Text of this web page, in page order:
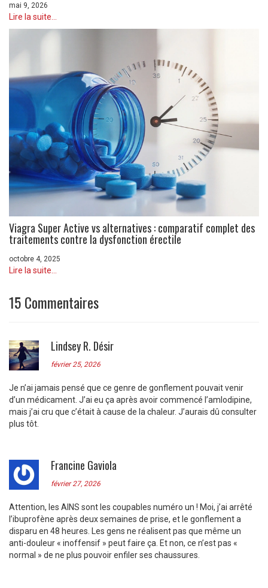
mai 9, 2026
Lire la suite...
Viagra Super Active vs alternatives : comparatif complet des
traitements contre la dysfonction érectile
octobre 4, 2025
Lire la suite...
15 Commentaires
Lindsey R. Désir
février 25, 2026
Je n’ai jamais pensé que ce genre de gonflement pouvait venir
d’un médicament. J’ai eu ça après avoir commencé l’amlodipine,
mais j’ai cru que c’était à cause de la chaleur. J’aurais dû consulter
plus tôt.
Francine Gaviola
février 27, 2026
Attention, les AINS sont les coupables numéro un ! Moi, j’ai arrêté
l’ibuprofène après deux semaines de prise, et le gonflement a
disparu en 48 heures. Les gens ne réalisent pas que même un
anti-douleur « inoffensif » peut faire ça. Et non, ce n’est pas «
normal » de ne plus pouvoir enfiler ses chaussures.